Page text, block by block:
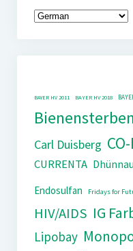
BAYER HV 2011 BAYER HV 2018
Bienensterben
Carl Duisberg
CURRENTA
Endosulfan
Fridays for
HIV/AIDS IG
Lipobay